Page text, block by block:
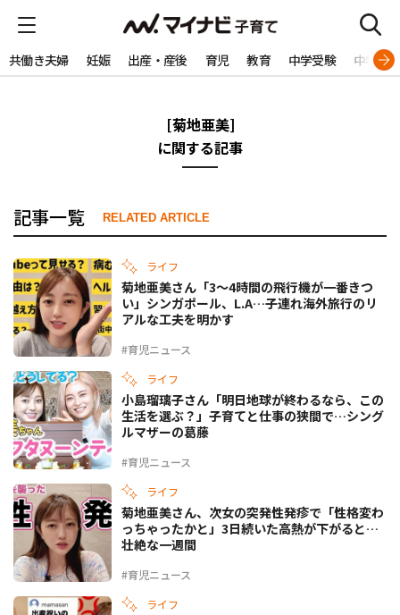
共働き夫婦 妊娠 出産・産後 育児 教育 中学受験 中学生
[菊地亜美]
に関する記事
記事一覧 RELATED ARTICLE
ライフ
#育児ニュース
菊地亜美さん「3～4時間の飛行機が一番きつ
い」シンガポール、L.A…子連れ海外旅行のリ
アルな工夫を明かす
ライフ
#育児ニュース
小島瑠璃子さん「明日地球が終わるなら、この
生活を選ぶ？」子育てと仕事の狭間で…シング
ルマザーの葛藤
ライフ
#育児ニュース
菊地亜美さん、次女の突発性発疹で「性格変わ
っちゃったかと」3日続いた高熱が下がると…
壮絶な一週間
ライフ